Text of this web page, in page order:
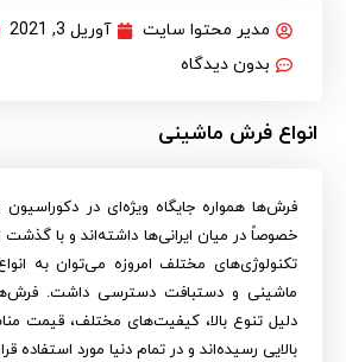
مدیر محتوا سایت آوریل 3, 2021
بدون دیدگاه
انواع فرش ماشینی
فرش‌ها همواره جایگاه ویژه‌ای در دکوراسیون
خصوصاً در میان ایرانی‌ها داشته‌اند و با
تکنولوژی‌های مختلف امروزه می‌توان به
ماشینی و دستبافت دسترسی داشت.
دلیل تنوع بالا، کیفیت‌های مختلف، قیمت
بالایی رسیده‌اند و در تمام دنیا مورد استفاده